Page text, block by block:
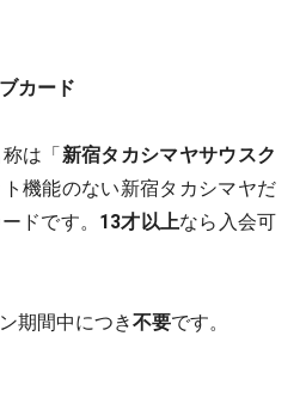
カード
は「新宿タカシマヤサウスク
ト機能のない新宿タカシマヤだ
ドです。 13才以上なら入会可
期間中につき不要です。